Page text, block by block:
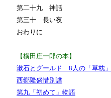
第二十九 神話
第三十 長い夜
おわりに
【横田庄一郎の本】
漱石とグールド 8人の「草枕
西郷隆盛惜別譜
第九「初めて」物語